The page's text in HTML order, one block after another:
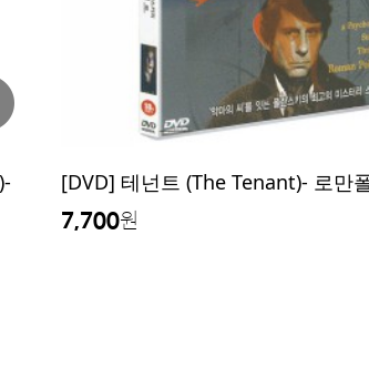
[DVD] 테넌트 (The Tenant)- 로만
7,700원